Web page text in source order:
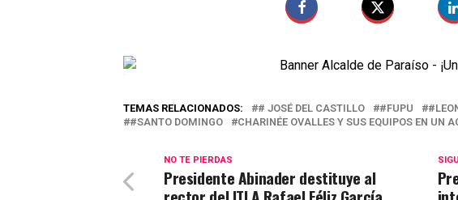
TEMAS RELACIONADOS: # JOSÉ DEL CASTILLO #FUPU
#SANTO DOMINGO
CHARINÉE OVALLES Y SUS EQUIPOS EN UN
NO TE PIERDAS
Presidente Abinader destituye al